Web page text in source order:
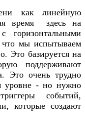
как линейную
время здесь на
что мы испытываем
Это базируется на
поддерживают
Это очень трудно
уровне - но нужно
событий,
которые создают